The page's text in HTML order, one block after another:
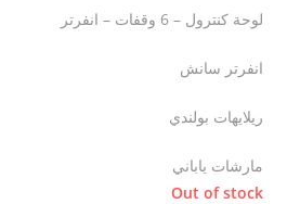
لوحة كنترول – 6 وقفات – انفرتر
انفرتر سانش
ريلايهات بولندي
مارشات ياباني
Out of stock